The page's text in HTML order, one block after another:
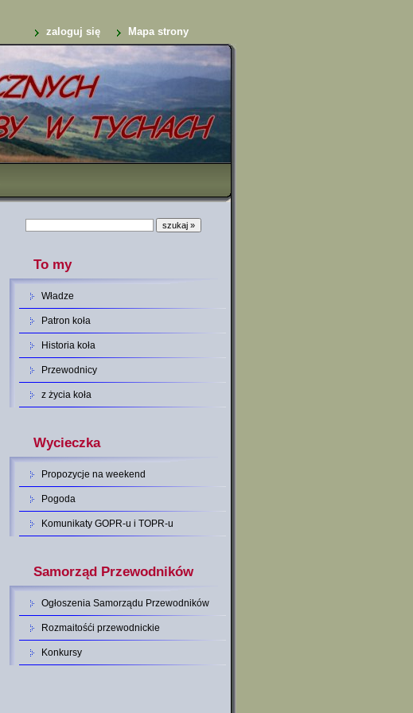
zaloguj się Mapa strony
To my
Władze
Patron koła
Historia koła
Przewodnicy
z życia koła
Wycieczka
Propozycje na weekend
Pogoda
Komunikaty GOPR-u i TOPR-u
Samorząd Przewodników
Ogłoszenia Samorządu Przewodników
Rozmaitośći przewodnickie
Konkursy